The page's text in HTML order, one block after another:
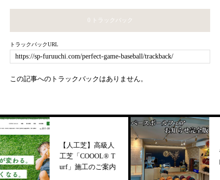
0 トラックバック
トラックバックURL
この記事へのトラックバックはありません。
【人工芝】高級人
工芝「COOOL®︎ T
urf」施工のご案内
各種
内